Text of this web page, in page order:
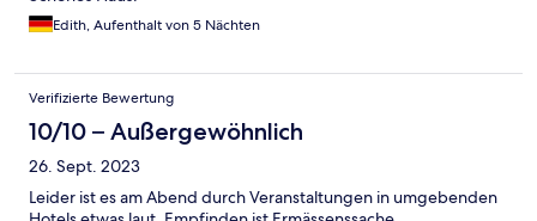
Edith, Aufenthalt von 5 Nächten
Verifizierte Bewertung
10/10 – Außergewöhnlich
26. Sept. 2023
Leider ist es am Abend durch Veranstaltungen in umgebenden